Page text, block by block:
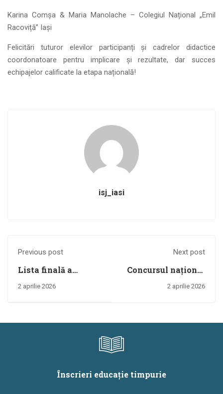
Karina Comșa & Maria Manolache – Colegiul Național „Emil
Racoviță” Iași
Felicitări tuturor elevilor participanți și cadrelor didactice
coordonatoare pentru implicare și rezultate, dar succes
echipajelor calificate la etapa națională!
isj_iasi
Previous post
Lista finală a
cadrelor didactice
an, în contract
2 aprilie 2026
Next post
Concursul național
pe teme de protecția
2 aprilie 2026
Înscrieri educație timpurie